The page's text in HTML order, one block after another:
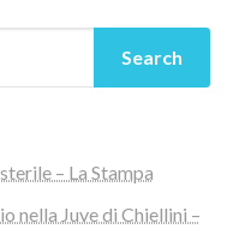
Search
– La Stampa
nella Juve di Chiellini –